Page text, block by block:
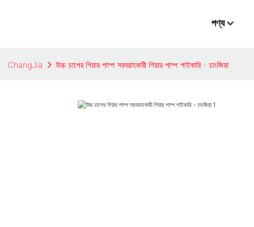
পণ্য
ChangJia উচ্চ চাপের গিয়ার পাম্প সরবরাহকারী গিয়ার পাম্প পাইকারি - চাংজিয়া